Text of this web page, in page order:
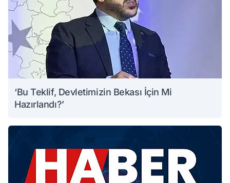
‘Bu Teklif, Devletimizin Bekası İçin Mi
Hazırlandı?’